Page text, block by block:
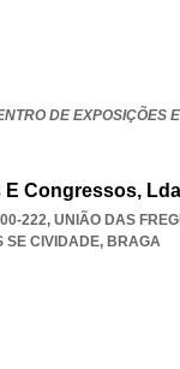
DE EXPOSIÇÕES
E Congressos, Lda
222, UNIÃO DAS
SE CIVIDADE, BRAGA